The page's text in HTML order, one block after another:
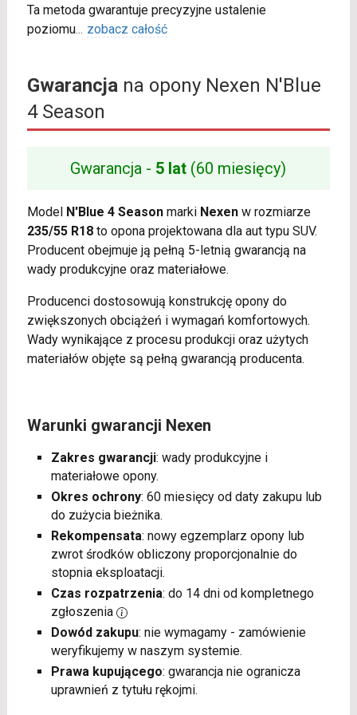
Ta metoda gwarantuje precyzyjne ustalenie
poziomu... zobacz całość
Gwarancjana opony Nexen N'Blue
4 Season
Gwarancja - 5 lat (60 miesięcy)
Model N'Blue 4 Seasonmarki Nexenw rozmiarze
235/55 R18to opona projektowana dla aut typu SUV.
Producent obejmuje ją pełną 5-letnią gwarancją na
wady produkcyjne oraz materiałowe.
Producenci dostosowują konstrukcję opony do
zwiększonych obciążeń i wymagań komfortowych.
Wady wynikające z procesu produkcji oraz użytych
materiałów objęte są pełną gwarancją producenta.
Warunki gwarancji Nexen
Zakres gwarancji: wady produkcyjne i
materiałowe opony.
Okres ochrony: 60 miesięcy od daty zakupu lub
do zużycia bieżnika.
Rekompensata: nowy egzemplarz opony lub
zwrot środków obliczony proporcjonalnie do
stopnia eksploatacji.
Czas rozpatrzenia: do 14 dni od kompletnego
zgłoszenia
Dowód zakupu: nie wymagamy - zamówienie
weryfikujemy w naszym systemie.
Prawa kupującego: gwarancja nie ogranicza
uprawnień z tytułu rękojmi.